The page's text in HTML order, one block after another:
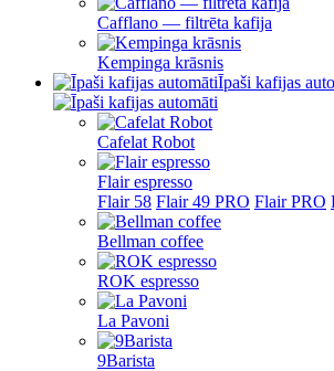
Cafflano — filtrēta kafija
Kempinga krāsnis
Īpaši kafijas
Cafelat Robot
Flair espresso
Flair 58 Flair 49 PRO Flair PRO
Bellman coffee
ROK espresso
La Pavoni
9Barista